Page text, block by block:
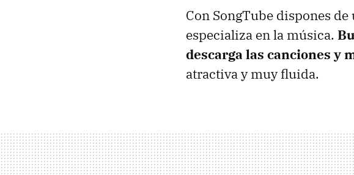
Con SongTube dispones de
especializa en la música.
descarga las canciones y
atractiva y muy fluida.